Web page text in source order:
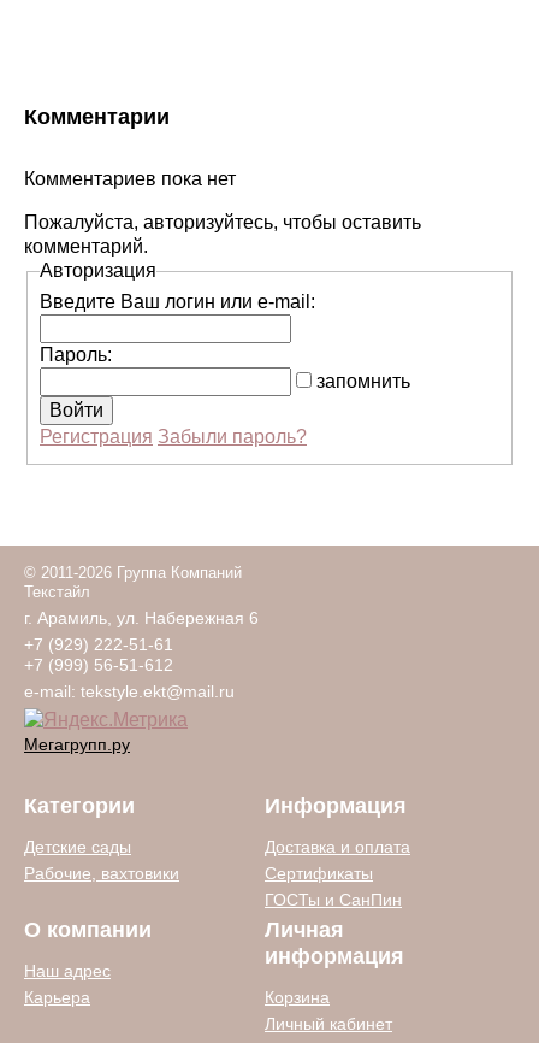
Комментарии
Комментариев пока нет
Пожалуйста, авторизуйтесь, чтобы оставить
комментарий.
Авторизация
Введите Ваш логин или e-mail:
Пароль:
запомнить
Регистрация Забыли пароль?
© 2011-2026 Группа Компаний
Текстайл
г. Арамиль, ул. Набережная 6
+7 (929) 222-51-61
+7 (999) 56-51-612
e-mail: tekstyle.ekt@mail.ru
Мегагрупп.ру
Категории
Детские сады
Рабочие, вахтовики
Информация
Доставка и оплата
Сертификаты
ГОСТы и СанПин
О компании
Наш адрес
Карьера
Личная
информация
Корзина
Личный кабинет